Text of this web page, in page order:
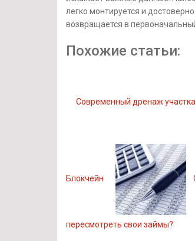
легко монтируется и
возвращается в
Похожие статьи:
Современный дренаж участка
Блокчейн
пересмотреть свои займы?